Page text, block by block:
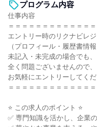
プログラム内容
仕事内容
＝＝＝＝＝＝＝＝＝＝＝＝
エントリー時のリクナビレジ
（プロフィール・履歴書情
未記入・未完成の場合でも、
全く問題ございませんので、
お気軽にエントリーしてくだ
＝＝＝＝＝＝＝＝＝＝＝＝
⭐ この求人のポイント ⭐
✅ 専門知識を活かし、企業